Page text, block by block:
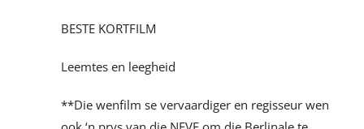
BESTE KORTFILM
Leemtes en leegheid
**Die wenfilm se vervaardiger en regisseur wen